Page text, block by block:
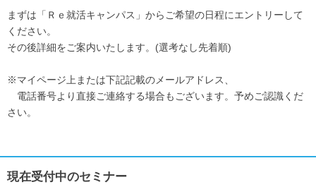
まずは「Ｒｅ就活キャンパス」からご希望の日程にエントリーして
ください。
その後詳細をご案内いたします。(選考なし先着順)
※マイページ上または下記記載のメールアドレス、
電話番号より直接ご連絡する場合もございます。予めご認識くだ
さい。
現在受付中のセミナー